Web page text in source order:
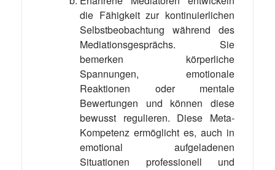
die Fähigkeit zur kontinuierlichen
Selbstbeobachtung während des
Mediationsgesprächs. Sie
bemerken körperliche
Spannungen, emotionale
Reaktionen oder mentale
Bewertungen und können diese
bewusst regulieren. Diese Meta-
Kompetenz ermöglicht es, auch in
emotional aufgeladenen
Situationen professionell und